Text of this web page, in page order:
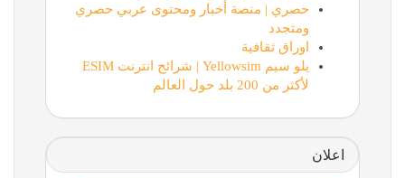
حصري | منصة أخبار ومحتوى عربي حصري
ومتجدد
اوراق ثقافية
يلو سيم Yellowsim | شرائح انترنت ESIM
لأكثر من 200 بلد حول العالم
اعلان